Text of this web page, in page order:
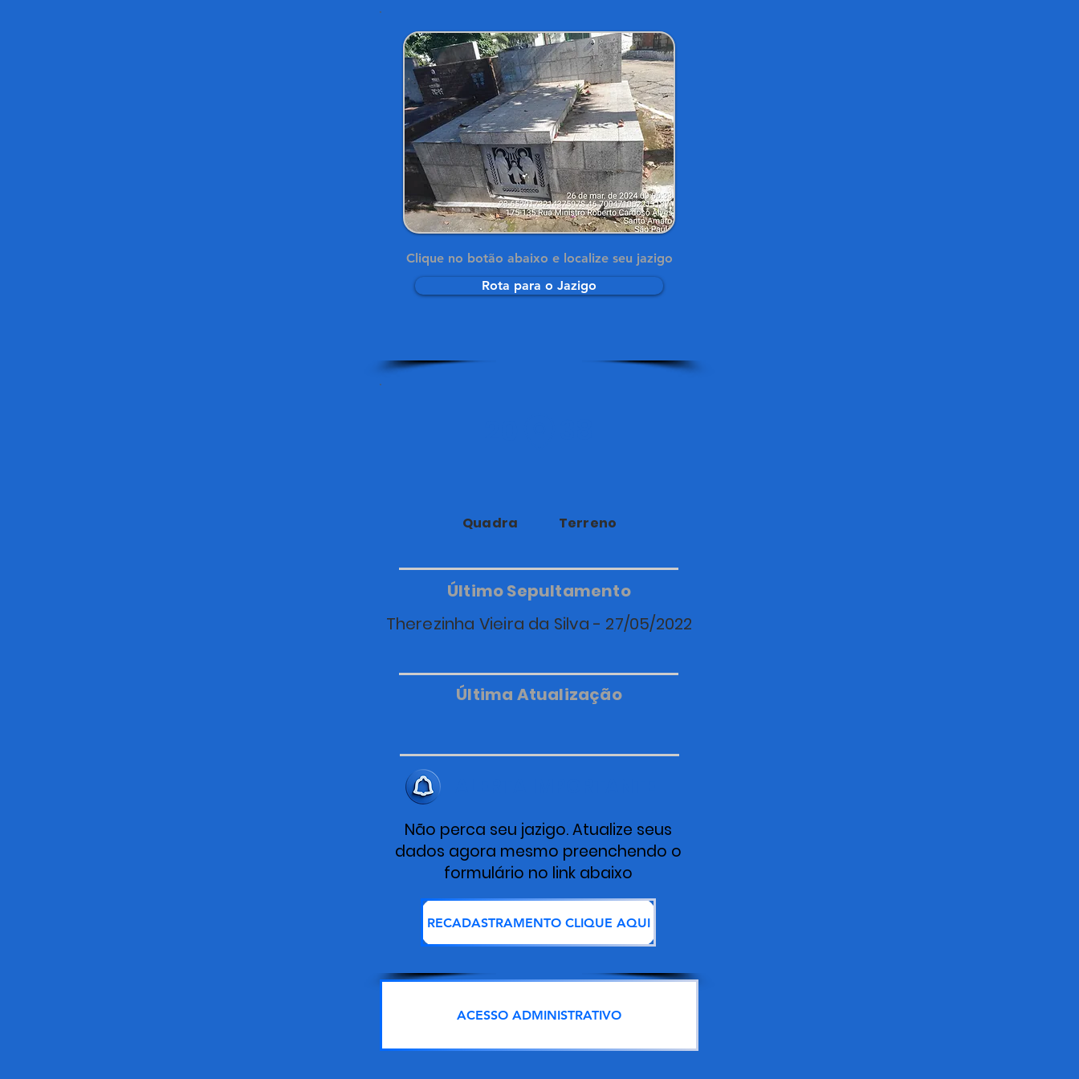
Clique no botão abaixo e localize seu jazigo
Rota para o Jazigo
Quadra Terreno
Último Sepultamento
Therezinha Vieira da Silva - 27/05/2022
Última Atualização
Não perca seu jazigo. Atualize seus
dados agora mesmo preenchendo o
formulário no link abaixo
RECADASTRAMENTO CLIQUE AQUI
ACESSO ADMINISTRATIVO